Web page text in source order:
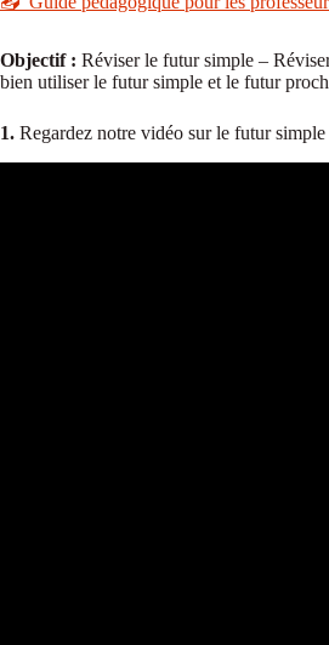
et
Notre
catalogue
histoire
Objectif : Réviser le futur simple –
bien utiliser le futur simple et le futur
1. Regardez notre vidéo sur le futur